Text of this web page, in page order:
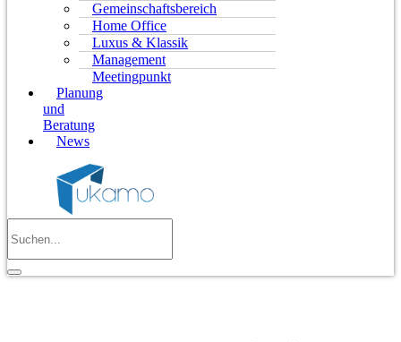
Gemeinschaftsbereich
Home Office
Luxus & Klassik
Management
Meetingpunkt
Planung
und
Beratung
News